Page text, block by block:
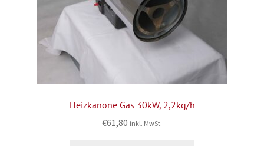
Heizkanone Gas 30kW, 2,2kg/h
€61,80 inkl. MwSt.